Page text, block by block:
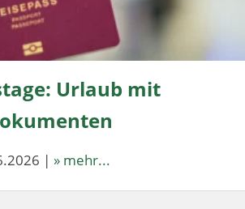
Urlaub mit
| » mehr...